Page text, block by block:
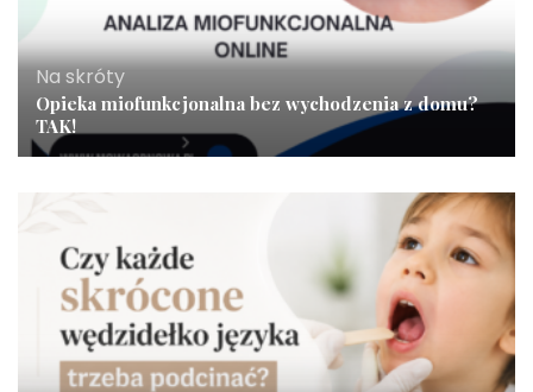
Na skróty
Opieka miofunkcjonalna bez wychodzenia z domu?
TAK!